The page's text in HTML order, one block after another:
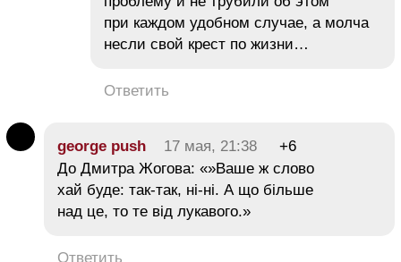
при каждом удобном случае, а молча
несли свой крест по жизни…
Ответить
george push 17 мая, 21:38
+6
До Дмитра Жогова: «»Ваше ж слово
хай буде: так-так, ні-ні. А що більше
над це, то те від лукавого.»
Ответить